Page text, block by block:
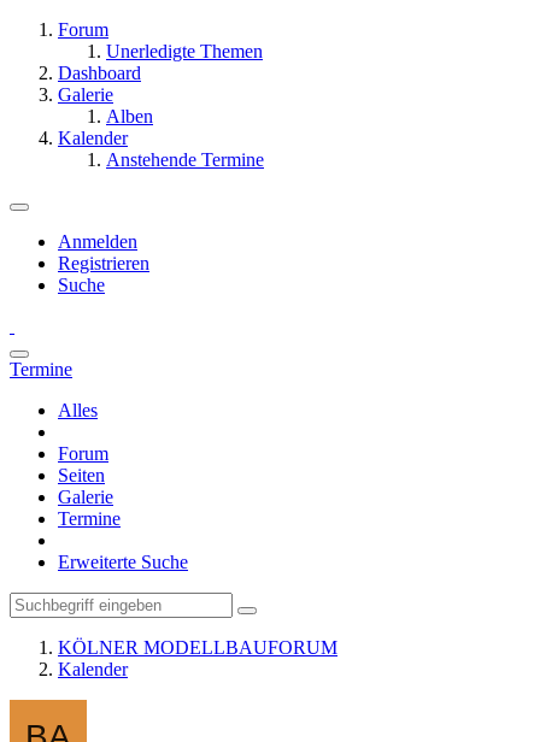
Forum
Unerledigte Themen
Dashboard
Galerie
Alben
Kalender
Anstehende Termine
Anmelden
Registrieren
Suche
Termine
Alles
Forum
Seiten
Galerie
Termine
Erweiterte Suche
KÖLNER MODELLBAUFORUM
Kalender